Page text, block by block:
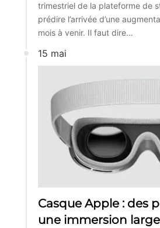
trimestriel de la plateforme de
prédire l’arrivée d’une
mois à venir. Il faut dire…
15 mai
Casque Apple : des
une immersion